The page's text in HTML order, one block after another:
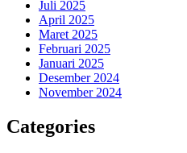
Juli 2025
April 2025
Maret 2025
Februari 2025
Januari 2025
Desember 2024
November 2024
Categories